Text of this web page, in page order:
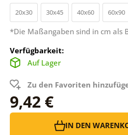
20x30 30x45 40x60 60x90
*Die Maßangaben sind in cm als
Verfügbarkeit:
Auf Lager
Zu den Favoriten
9,42 €
IN DEN